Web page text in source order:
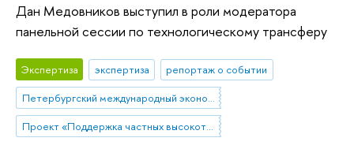
Дан Медовников выступил в роли модератора
панельной сессии по технологическому трансферу
Экспертиза экспертиза
репортаж о событии
Петербургский международный экономический форум
Проект «Поддержка частных высокотехнологических компаний-лидеров»